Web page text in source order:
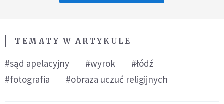
TEMATY W ARTYKULE
#sąd apelacyjny #wyrok
#łódź
#fotografia
#obraza uczuć religijnych